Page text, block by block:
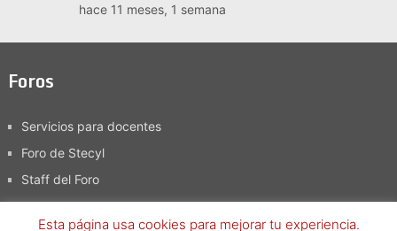
hace 11 meses, 1 semana
Foros
Servicios para docentes
Foro de Stecyl
Staff del Foro
Esta página usa cookies para mejorar tu experiencia.